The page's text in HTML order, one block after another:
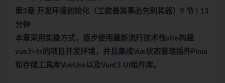
第3章 开发环境初始化（工欲善其事必先利其器）9 节 | 13
分钟
本章采用实操方式，逐步使用最新流行技术栈vite构建
vue3+ts的项目开发环境，并且集成Vue状态管理插件Pinia
和存储工具库VueUse以及Vant3 UI组件库。